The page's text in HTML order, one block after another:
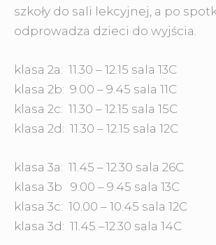
szkoły do sali lekcyjnej, a po
odprowadza dzieci do wyjścia.
klasa 2a: 11.30 – 12.15 sala 13C
klasa 2b: 9.00 – 9.45 sala 11C
klasa 2c: 11.30 – 12.15 sala 15C
klasa 2d: 11.30 – 12.15 sala 12C
klasa 3a: 11.45 – 12.30 sala 26C
klasa 3b 9.00 – 9.45 sala 13C
klasa 3c: 10.00 – 10.45 sala 12C
klasa 3d: 11.45 –12.30 sala 14C